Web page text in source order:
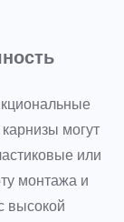
могут
или
монтажа и
высокой